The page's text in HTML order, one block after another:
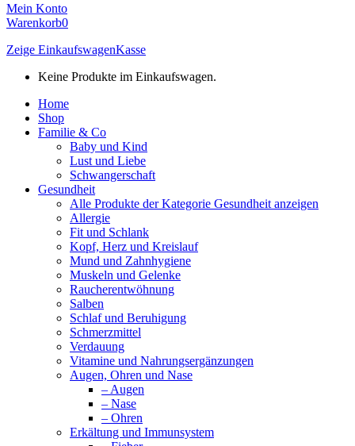
Mein Konto
Warenkorb0
Zeige EinkaufswagenKasse
Keine Produkte im Einkaufswagen.
Home
Shop
Familie & Co
Baby und Kind
Lust und Liebe
Schwangerschaft
Gesundheit
Alle Produkte der Kategorie Gesundheit anzeigen
Allergie
Fit und Schlank
Kopf, Herz und Kreislauf
Mund und Zahnhygiene
Muskeln und Gelenke
Raucherentwöhnung
Salben
Schlaf und Beruhigung
Schmerzmittel
Verdauung
Vitamine und Nahrungsergänzungen
Augen, Ohren und Nase
– Augen
– Nase
– Ohren
Erkältung und Immunsystem